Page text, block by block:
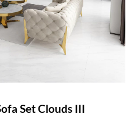
Set Clouds III